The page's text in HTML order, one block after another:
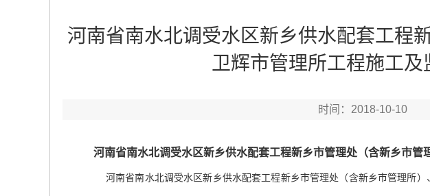
河南省南水北调受水区新乡供水配套工程
卫辉市管理所工程施工
时间：2018-10-
河南省南水北调受水区新乡供水配套工程新乡市管理处（含新乡市
河南省南水北调受水区新乡供水配套工程新乡市管理处（含新乡市管理所